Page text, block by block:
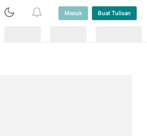
Masuk Buat Tulisan